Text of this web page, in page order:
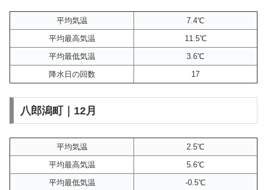
平均気温
7.4℃
平均最高気温
11.5℃
平均最低気温
3.6℃
降水日の回数
17
八郎潟町｜12月
平均気温
2.5℃
平均最高気温
5.6℃
平均最低気温
-0.5℃